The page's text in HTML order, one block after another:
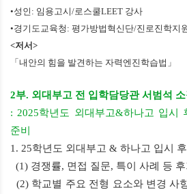
•성인 : 임용고시/로스쿨LEET 강사
•경기도교육청 : 평가방법혁신단/진로진학지
<저서 >
「 내안의 힘을 발견하는 자력엔진학습법 」
2부. 외대부고 전 입학담당관 서범석
: 2025학년도 외대부고&하나고 입시
준비
1. 25학년도 외대부고 & 하나고 입시 후
(1) 경쟁률, 면접 질문, 특이 사례 등 후
(2) 학교별 주요 전형 요소와 변경 사